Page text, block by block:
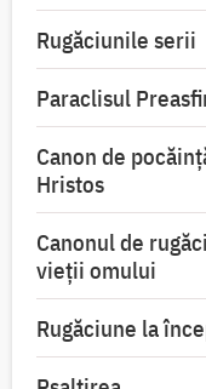
Rugăciunile serii
Paraclisul
Canon de
Hristos
Canonul de
vieții omului
Rugăciune la